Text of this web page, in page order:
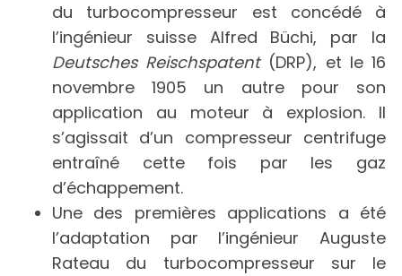
du turbocompresseur est concédé à
l’ingénieur suisse Alfred Büchi, par la
Deutsches Reischspatent(DRP), et le 16
novembre 1905 un autre pour son
application au moteur à explosion. Il
s’agissait d’un compresseur centrifuge
entraîné cette fois par les gaz
d’échappement.
Une des premières applications a été
l’adaptation par l’ingénieur Auguste
Rateau du turbocompresseur sur le